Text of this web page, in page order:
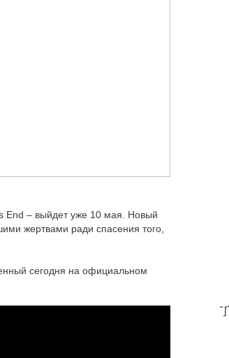
End – выйдет уже 10 мая. Новый
жертвами ради спасения того,
сегодня на официальном